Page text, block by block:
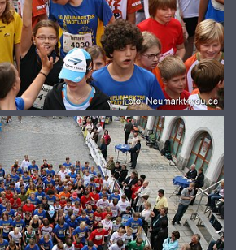
www.galerie-neumarkt.de